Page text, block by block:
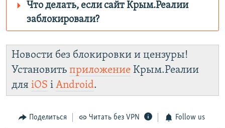
Что делать, если сайт Крым.Реалии
заблокировали?
Крым.Реалии
зеркального сайта:
https://smarturl.click/zYdJA
установить VPN
Новости без блокировки и цензуры!
Установить приложение Крым.Реалии
для iOS і Android.
Поделиться Читать без VPN Follow us